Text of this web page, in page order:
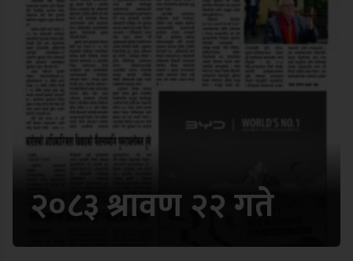
२०८३ श्रावण २२ गते